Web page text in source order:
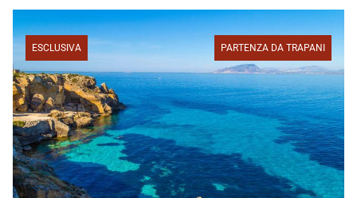
ESCLUSIVA PARTENZA DA TRAPANI